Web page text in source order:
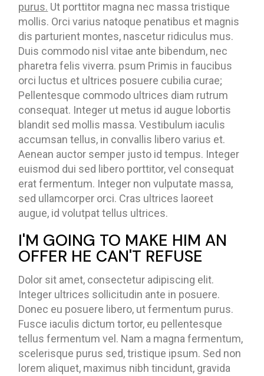
purus. Ut porttitor magna nec massa tristique
mollis. Orci varius natoque penatibus et magnis
dis parturient montes, nascetur ridiculus mus.
Duis commodo nisl vitae ante bibendum, nec
pharetra felis viverra. psum Primis in faucibus
orci luctus et ultrices posuere cubilia curae;
Pellentesque commodo ultrices diam rutrum
consequat. Integer ut metus id augue lobortis
blandit sed mollis massa. Vestibulum iaculis
accumsan tellus, in convallis libero varius et.
Aenean auctor semper justo id tempus. Integer
euismod dui sed libero porttitor, vel consequat
erat fermentum. Integer non vulputate massa,
sed ullamcorper orci. Cras ultrices laoreet
augue, id volutpat tellus ultrices.
I'M GOING TO MAKE HIM AN
OFFER HE CAN'T REFUSE
Dolor sit amet, consectetur adipiscing elit.
Integer ultrices sollicitudin ante in posuere.
Donec eu posuere libero, ut fermentum purus.
Fusce iaculis dictum tortor, eu pellentesque
tellus fermentum vel. Nam a magna fermentum,
scelerisque purus sed, tristique ipsum. Sed non
lorem aliquet, maximus nibh tincidunt, gravida